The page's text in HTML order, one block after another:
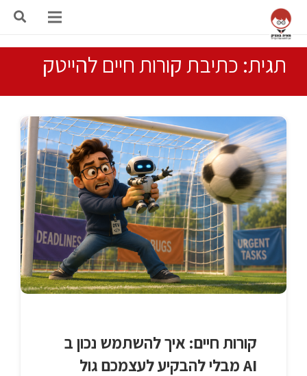
תגית: כתיבת קורות חיים להייטק
קורות חיים: איך להשתמש נכון ב
AI מבלי להבקיע לעצמכם גול